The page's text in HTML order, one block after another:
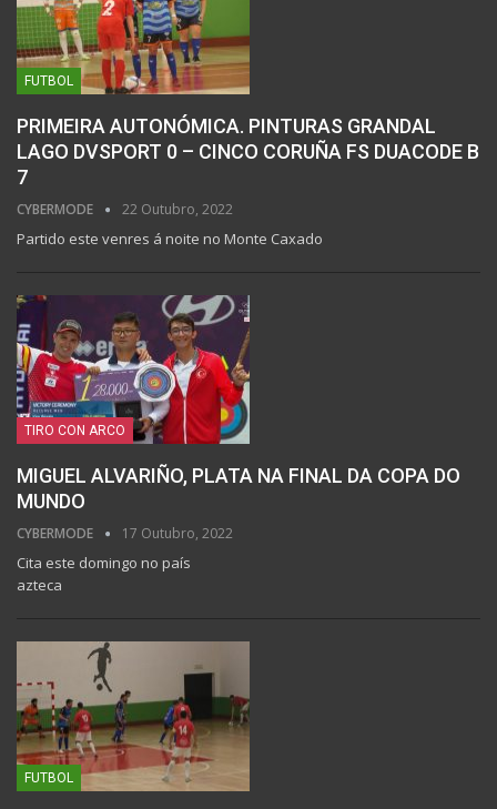
FUTBOL
PRIMEIRA AUTONÓMICA. PINTURAS GRANDAL
LAGO DVSPORT 0 – CINCO CORUÑA FS DUACODE B
7
CYBERMODE 22 Outubro, 2022
Partido este venres á noite no Monte Caxado
TIRO CON ARCO
MIGUEL ALVARIÑO, PLATA NA FINAL DA COPA DO
MUNDO
CYBERMODE 17 Outubro, 2022
Cita este domingo no país
azteca
FUTBOL